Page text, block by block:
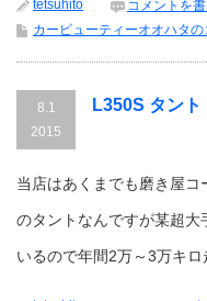
tetsuhito
コメントを書
カービューティーオオハタ
8.1
2015
L350S タン
当店はあくまでも磨き屋
のタントなんですが某超大
いるので年間2万～3万キロ